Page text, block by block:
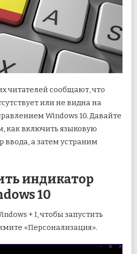
читателей сообщают, что
или не видна на
Windows 10. Давайте
как включить языковую
ввода, а затем устраним
индикатор
10
+ I, чтобы запустить
«Персонализация».